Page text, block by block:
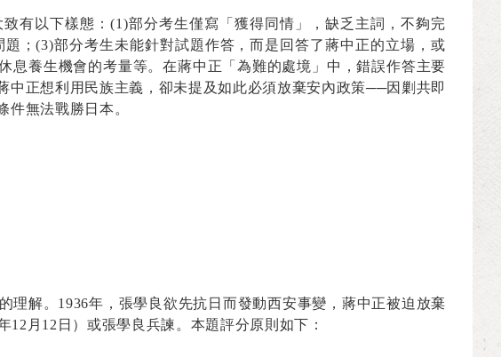
有以下樣態：(1)部分考生僅寫「獲得同情」，缺乏主詞，不夠完
題；(3)部分考生未能針對試題作答，而是回答了蔣中正的立場，或
息養生機會的考量等。在蔣中正「為難的處境」中，錯誤作答主要
正想利用民族主義，卻未提及如此必須放棄安內政策──因剿共即
件無法戰勝日本。
理解。 1936年，張學良欲先抗日而發動西安事變，蔣中正被迫放棄
12 月 12 日）或張學良兵諫。本題評分原則如下：